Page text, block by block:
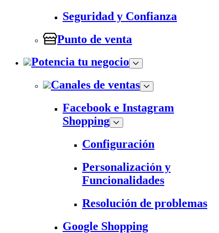
Seguridad y Confianza
Punto de venta
Potencia tu negocio
Canales de ventas
Facebook e Instagram
Shopping
Configuración
Personalización y
Funcionalidades
Resolución de problemas
Google Shopping